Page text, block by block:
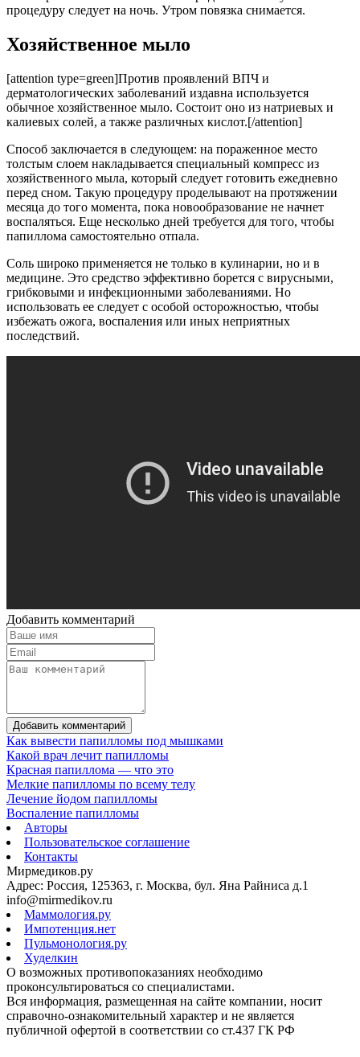
процедуру следует на ночь. Утром повязка снимается.
Хозяйственное мыло
[attention type=green]Против проявлений ВПЧ и
дерматологических заболеваний издавна используется
обычное хозяйственное мыло. Состоит оно из натриевых и
калиевых солей, а также различных кислот.[/attention]
Способ заключается в следующем: на пораженное место
толстым слоем накладывается специальный компресс из
хозяйственного мыла, который следует готовить ежедневно
перед сном. Такую процедуру проделывают на протяжении
месяца до того момента, пока новообразование не начнет
воспаляться. Еще несколько дней требуется для того, чтобы
папиллома самостоятельно отпала.
Соль широко применяется не только в кулинарии, но и в
медицине. Это средство эффективно борется с вирусными,
грибковыми и инфекционными заболеваниями. Но
использовать ее следует с особой осторожностью, чтобы
избежать ожога, воспаления или иных неприятных
последствий.
Добавить комментарий
Добавить комментарий
Как вывести папилломы под мышками
Какой врач лечит папилломы
Красная папиллома — что это
Мелкие папилломы по всему телу
Лечение йодом папилломы
Воспаление папилломы
Авторы
Пользовательское соглашение
Контакты
Мирмедиков.ру
Адрес: Россия, 125363, г. Москва, бул. Яна Райниса д.1
info@mirmedikov.ru
Маммология.ру
Импотенция.нет
Пульмонология.ру
Худелкин
О возможных противопоказаниях необходимо
проконсультироваться со специалистами.
Вся информация, размещенная на сайте компании, носит
справочно-ознакомительный характер и не является
публичной офертой в соответствии со ст.437 ГК РФ